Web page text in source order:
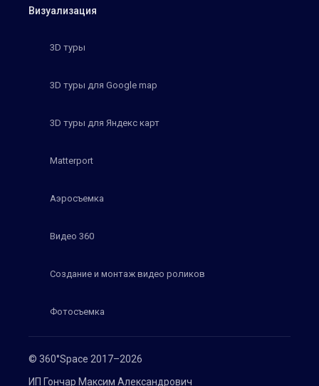
© 360°Space 2017–2026
ИП Гончар Максим Александрович
Визуализация
3D туры
3D туры для Google map
3D туры для Яндекс карт
Matterport
Аэросъемка
Видео 360
Создание и монтаж видео роликов
Фотосъемка